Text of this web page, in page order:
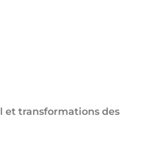
et transformations des